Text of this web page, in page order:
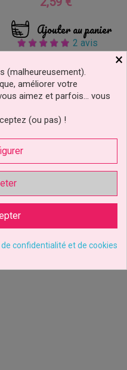
Ajouter au panier
2 avis
×
(malheureusement).
améliorer votre
aimez et parfois… vous
(ou pas) !
confidentialité et de cookies